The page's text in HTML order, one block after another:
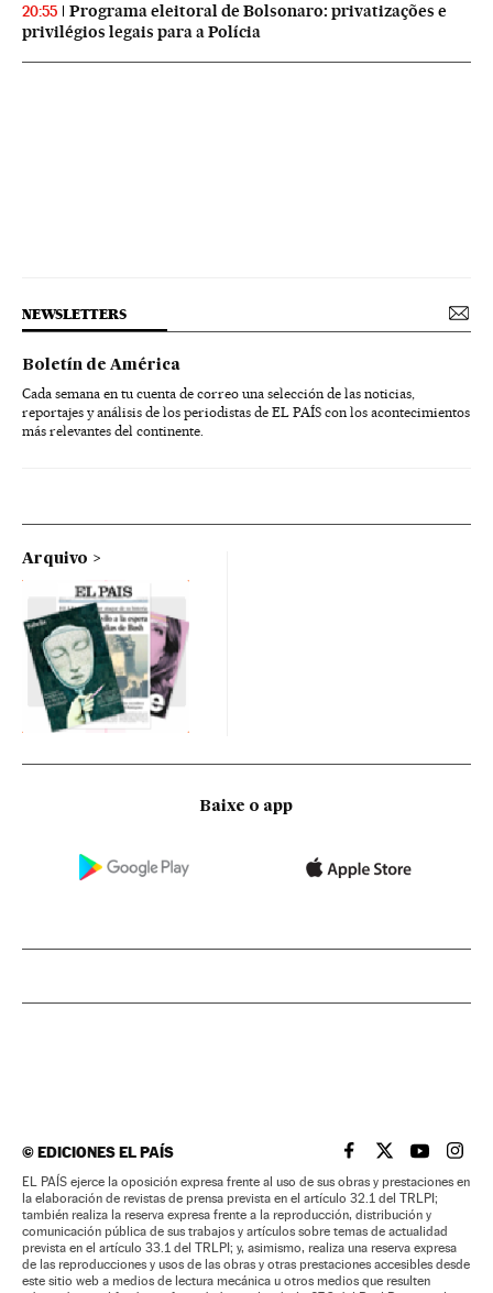
20:55
Programa eleitoral de Bolsonaro: privatizações e
privilégios legais para a Polícia
NEWSLETTERS
Boletín de América
Cada semana en tu cuenta de correo una selección de las noticias,
reportajes y análisis de los periodistas de EL PAÍS con los acontecimientos
más relevantes del continente.
Arquivo
Baixe o app
©EDICIONES EL PAÍS EL PAÍS BRASIL EN
EL PAÍSEL PAÍS
EL
EL PAÍS ejerce la oposición expresa frente al uso de sus obras y prestaciones en
la elaboración de revistas de prensa prevista en el artículo 32.1 del TRLPI;
también realiza la reserva expresa frente a la reproducción, distribución y
comunicación pública de sus trabajos y artículos sobre temas de actualidad
prevista en el artículo 33.1 del TRLPI; y, asimismo, realiza una reserva expresa
de las reproducciones y usos de las obras y otras prestaciones accesibles desde
este sitio web a medios de lectura mecánica u otros medios que resulten